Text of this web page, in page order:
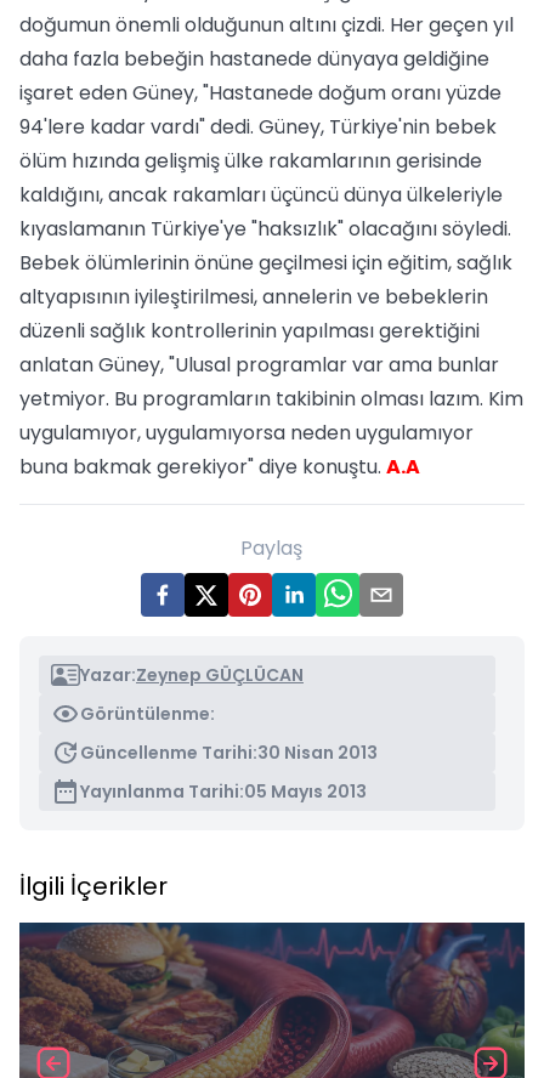
doğumun önemli olduğunun altını çizdi. Her geçen yıl
daha fazla bebeğin hastanede dünyaya geldiğine
işaret eden Güney, "Hastanede doğum oranı yüzde
94'lere kadar vardı" dedi. Güney, Türkiye'nin bebek
ölüm hızında gelişmiş ülke rakamlarının gerisinde
kaldığını, ancak rakamları üçüncü dünya ülkeleriyle
kıyaslamanın Türkiye'ye "haksızlık" olacağını söyledi.
Bebek ölümlerinin önüne geçilmesi için eğitim, sağlık
altyapısının iyileştirilmesi, annelerin ve bebeklerin
düzenli sağlık kontrollerinin yapılması gerektiğini
anlatan Güney, "Ulusal programlar var ama bunlar
yetmiyor. Bu programların takibinin olması lazım. Kim
uygulamıyor, uygulamıyorsa neden uygulamıyor
buna bakmak gerekiyor" diye konuştu. A.A
Paylaş
Yazar:Zeynep GÜÇLÜCAN
Görüntülenme:
Güncellenme Tarihi:30 Nisan 2013
Yayınlanma Tarihi:05 Mayıs 2013
İlgili İçerikler